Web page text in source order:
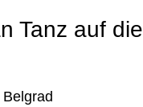
Tanz auf die